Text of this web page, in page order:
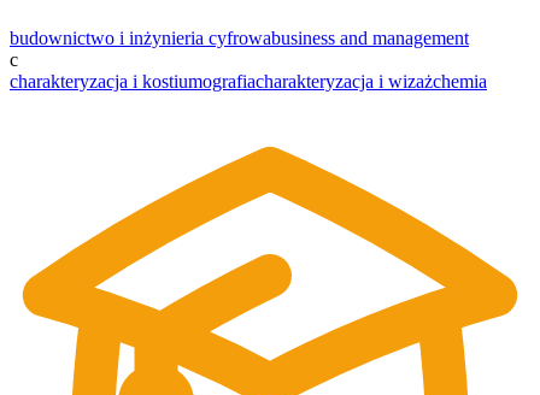
budownictwo i inżynieria cyfrowabusiness and management
c
charakteryzacja i kostiumografiacharakteryzacja i wizażchemia